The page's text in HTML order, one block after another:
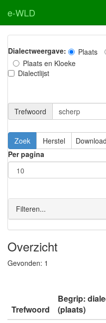
e-WLD
Dialectweergave: Plaats
Plaats en Kloeke
Dialectlijst
Trefwoord
Download
Per pagina
Filteren...
Overzicht
Gevonden: 1
Trefwoord
Begrip:
(plaats)